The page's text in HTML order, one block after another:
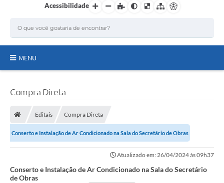
Acessibilidade
MENU
Secretarias
Serviços Online
Compra Direta
Editais Compra Direta
Conserto e Instalação de Ar Condicionado na Sala do Secretário de Obras
Atualizado em: 26/04/2024 às 09h37
Conserto e Instalação de Ar Condicionado na Sala do Secretário
de Obras